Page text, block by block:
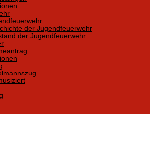
der Jugendfeuerwehr
der Jugendfeuerwehr